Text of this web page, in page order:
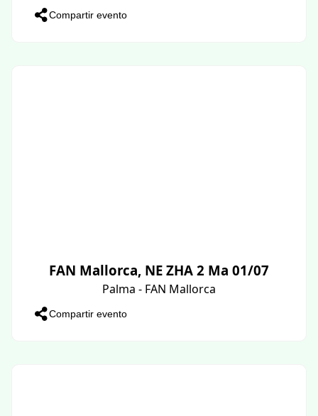
Compartir evento
FAN Mallorca, NE ZHA 2 Ma 01/07
Palma - FAN Mallorca
Compartir evento